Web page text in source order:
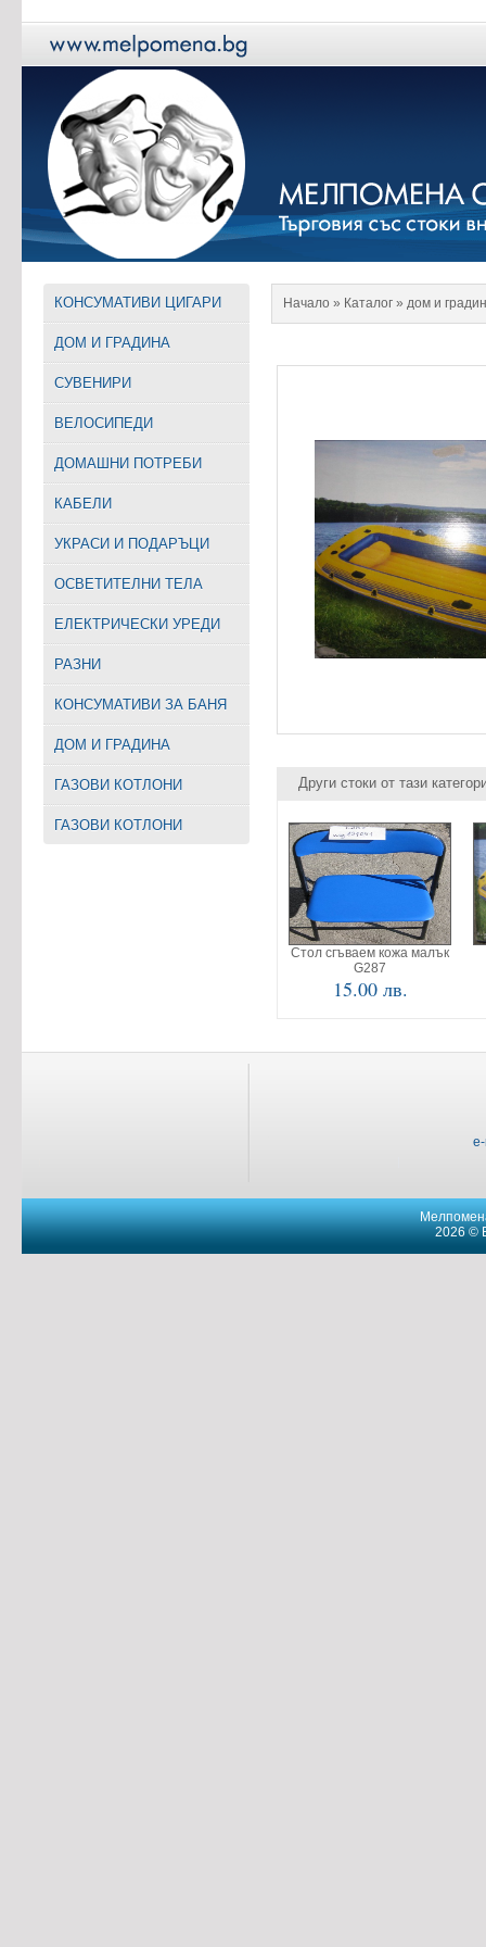
КОНСУМАТИВИ ЦИГАРИ
ДОМ И ГРАДИНА
СУВЕНИРИ
ВЕЛОСИПЕДИ
ДОМАШНИ ПОТРЕБИ
КАБЕЛИ
УКРАСИ И ПОДАРЪЦИ
ОСВЕТИТЕЛНИ ТЕЛА
EЛЕКТРИЧЕСКИ УРЕДИ
РАЗНИ
КОНСУМАТИВИ ЗА БАНЯ
ДОМ И ГРАДИНА
ГАЗОВИ КОТЛОНИ
ГАЗОВИ КОТЛОНИ
Начало » Каталог » дом и
Други стоки от тази
Стол сгъваем кожа малък
G287
15.00 лв.
2026 ©